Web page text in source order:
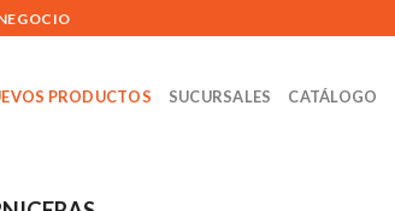
PRODUCTOS SUCURSALES CATÁLOGO